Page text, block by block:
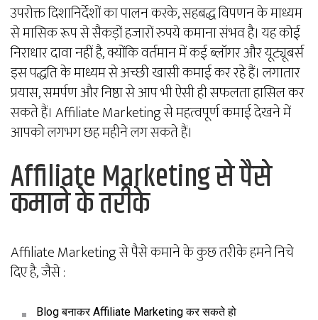
उपरोक्त दिशानिर्देशों का पालन करके, सहबद्ध विपणन के माध्यम
से मासिक रूप से सैकड़ों हजारों रुपये कमाना संभव है। यह कोई
निराधार दावा नहीं है, क्योंकि वर्तमान में कई ब्लॉगर और यूट्यूबर्स
इस पद्धति के माध्यम से अच्छी खासी कमाई कर रहे हैं। लगातार
प्रयास, समर्पण और निष्ठा से आप भी ऐसी ही सफलता हासिल कर
सकते हैं। Affiliate Marketing से महत्वपूर्ण कमाई देखने में
आपको लगभग छह महीने लग सकते हैं।
Affiliate Marketing से पैसे
कमाने के तरीके
Affiliate Marketing से पैसे कमाने के कुछ तरीके हमने निचे
दिए है, जैसे :
Blog बनाकर Affiliate Marketing कर सकते हो